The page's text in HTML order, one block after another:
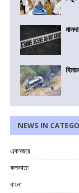
NEWS IN
একনজরে
কলকাতা
বাংলা